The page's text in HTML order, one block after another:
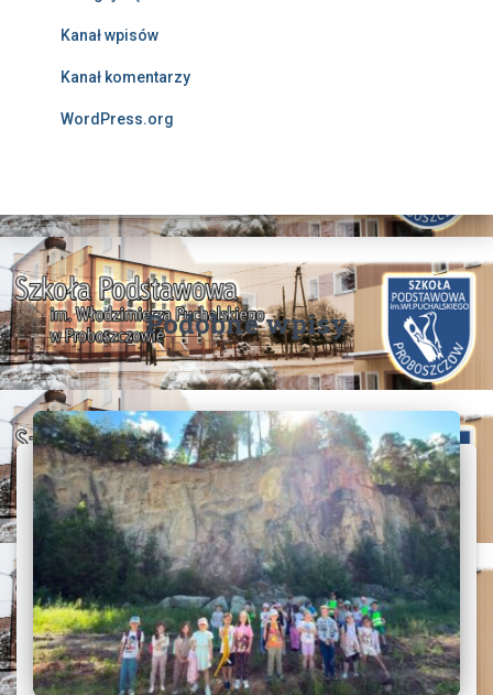
Kanał wpisów
Kanał komentarzy
WordPress.org
Podobne wpisy